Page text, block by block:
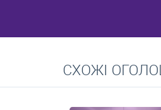
Середні ціни на довготривалу
кімнат
СХОЖІ